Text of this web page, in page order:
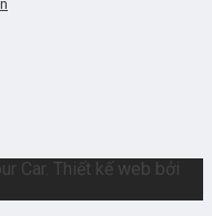
Car. Thiết kế web bởi